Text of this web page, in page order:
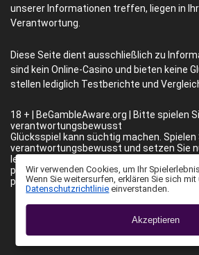
unserer Informationen treffen, liegen in
Verantwortung.
Diese Seite dient ausschließlich zu
sind kein Online-Casino und bieten keine
stellen lediglich Testberichte und
18 + | BeGambleAware.org | Bitte spielen
verantwortungsbewusst
Glücksspiel kann süchtig machen. Spielen
verantwortungsbewusst und setzen Sie
leisten können zu verlieren. Wenn Sie
problematisches Spielverhalten
professionelle Hilfe.
Email:
https://
Wir verwenden Cookies, um Ihr
Wenn Sie weitersurfen, erklären Sie sich mit
Datenschutzrichtlinieeinverstanden.